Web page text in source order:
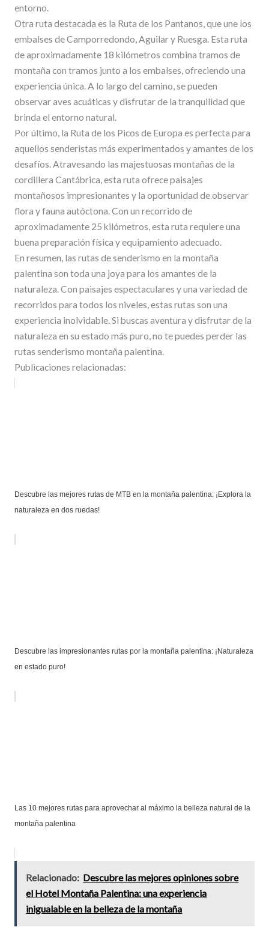
entorno.
Otra ruta destacada es la Ruta de los Pantanos, que une los
embalses de Camporredondo, Aguilar y Ruesga. Esta ruta
de aproximadamente 18 kilómetros combina tramos de
montaña con tramos junto a los embalses, ofreciendo una
experiencia única. A lo largo del camino, se pueden
observar aves acuáticas y disfrutar de la tranquilidad que
brinda el entorno natural.
Por último, la Ruta de los Picos de Europa es perfecta para
aquellos senderistas más experimentados y amantes de los
desafíos. Atravesando las majestuosas montañas de la
cordillera Cantábrica, esta ruta ofrece paisajes
montañosos impresionantes y la oportunidad de observar
flora y fauna autóctona. Con un recorrido de
aproximadamente 25 kilómetros, esta ruta requiere una
buena preparación física y equipamiento adecuado.
En resumen, las rutas de senderismo en la montaña
palentina son toda una joya para los amantes de la
naturaleza. Con paisajes espectaculares y una variedad de
recorridos para todos los niveles, estas rutas son una
experiencia inolvidable. Si buscas aventura y disfrutar de la
naturaleza en su estado más puro, no te puedes perder las
rutas senderismo montaña palentina.
Publicaciones relacionadas:
Descubre las mejores rutas de MTB en la montaña palentina: ¡Explora la
naturaleza en dos ruedas!
Descubre las impresionantes rutas por la montaña palentina: ¡Naturaleza
en estado puro!
Las 10 mejores rutas para aprovechar al máximo la belleza natural de la
montaña palentina
Relacionado: Descubre las mejores opiniones sobre
el Hotel Montaña Palentina: una experiencia
inigualable en la belleza de la montaña